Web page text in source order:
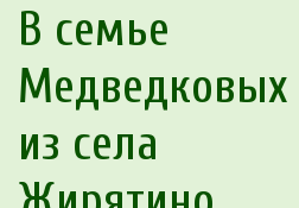
В семье
Медведковых
из села